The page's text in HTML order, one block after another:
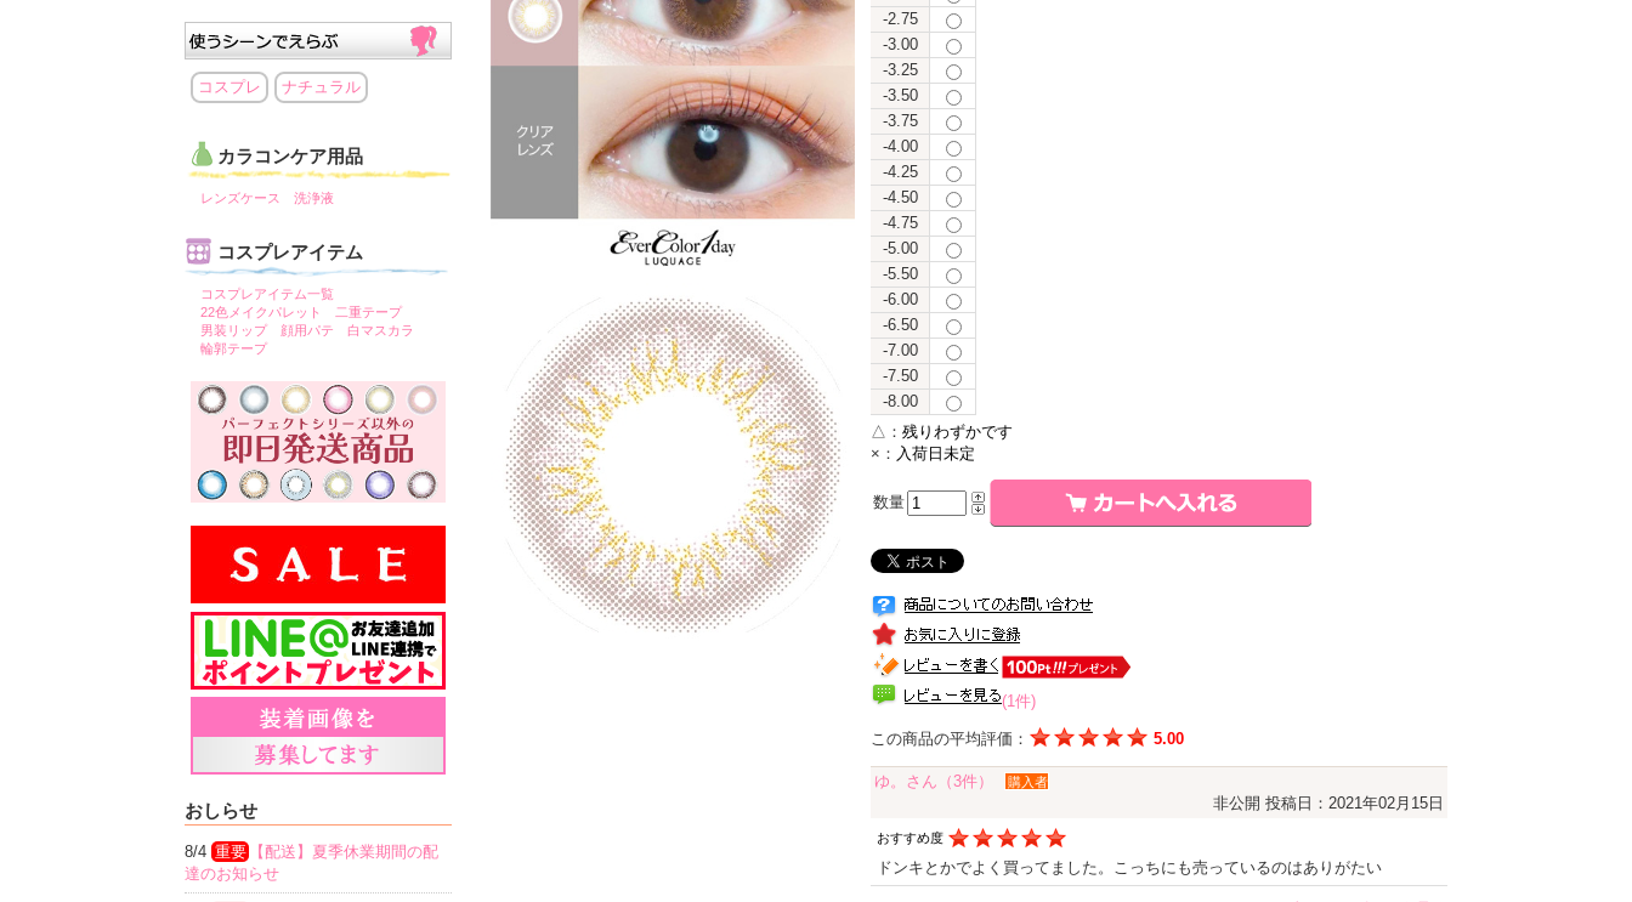
コスプレ ナチュラル
カラコンケア用品
レンズケース 洗浄液
コスプレアイテム
コスプレアイテム一覧
22色メイクパレット
二重テープ
男装リップ
顔用パテ
白マスカラ
輪郭テープ
おしらせ
8/4 重要
【配送】夏季休業期間の配
達のお知らせ
-2.75
-3.00
-3.25
-3.50
-3.75
-4.00
-4.25
-4.50
-4.75
-5.00
-5.50
-6.00
-6.50
-7.00
-7.50
-8.00
△： 残りわずかです
×： 入荷日未定
数量
(1件)
この商品の平均評価： 5.00
ゆ。さん（3件） 購入者
非公開 投稿日：2021年02月15日
おすすめ度
ドンキとかでよく買ってました。こっちにも売っているのはありがたい